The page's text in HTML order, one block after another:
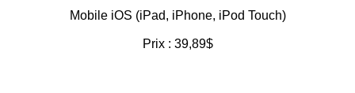
Mobile iOS (iPad, iPhone, iPod Touch)
Prix : 39,89$